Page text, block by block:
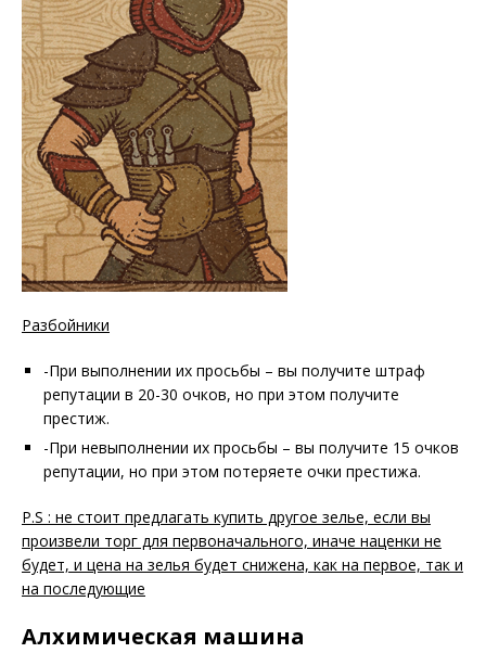
Разбойники
-При выполнении их просьбы – вы получите штраф
репутации в 20-30 очков, но при этом получите
престиж.
-При невыполнении их просьбы – вы получите 15 очков
репутации, но при этом потеряете очки престижа.
P.S : не стоит предлагать купить другое зелье, если вы
произвели торг для первоначального, иначе наценки не
будет, и цена на зелья будет снижена, как на первое, так и
на последующие
Алхимическая машина